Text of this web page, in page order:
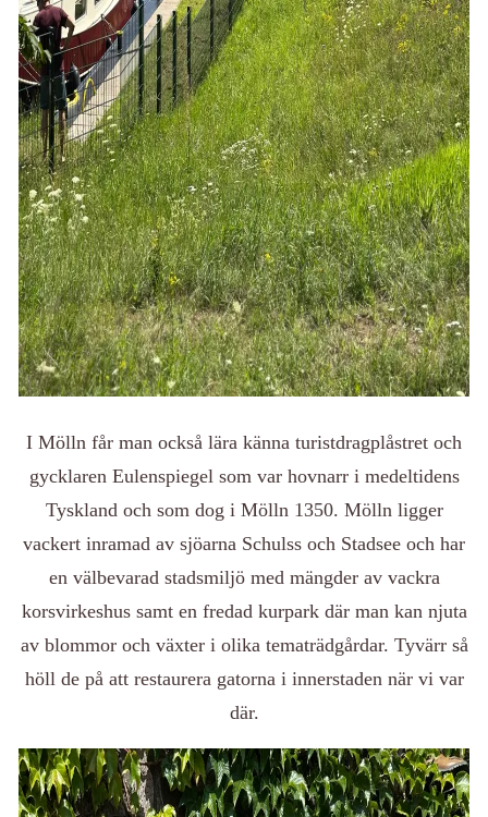
I Mölln får man också lära känna turistdragplåstret och
gycklaren Eulenspiegel som var hovnarr i medeltidens
Tyskland och som dog i Mölln 1350. Mölln ligger
vackert inramad av sjöarna Schulss och Stadsee och har
en välbevarad stadsmiljö med mängder av vackra
korsvirkeshus samt en fredad kurpark där man kan njuta
av blommor och växter i olika tematrädgårdar. Tyvärr så
höll de på att restaurera gatorna i innerstaden när vi var
där.